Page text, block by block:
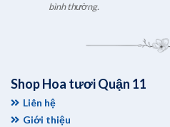
bình thường.
Shop Hoa tươi Quận 11
Liên hệ
Giới thiệu